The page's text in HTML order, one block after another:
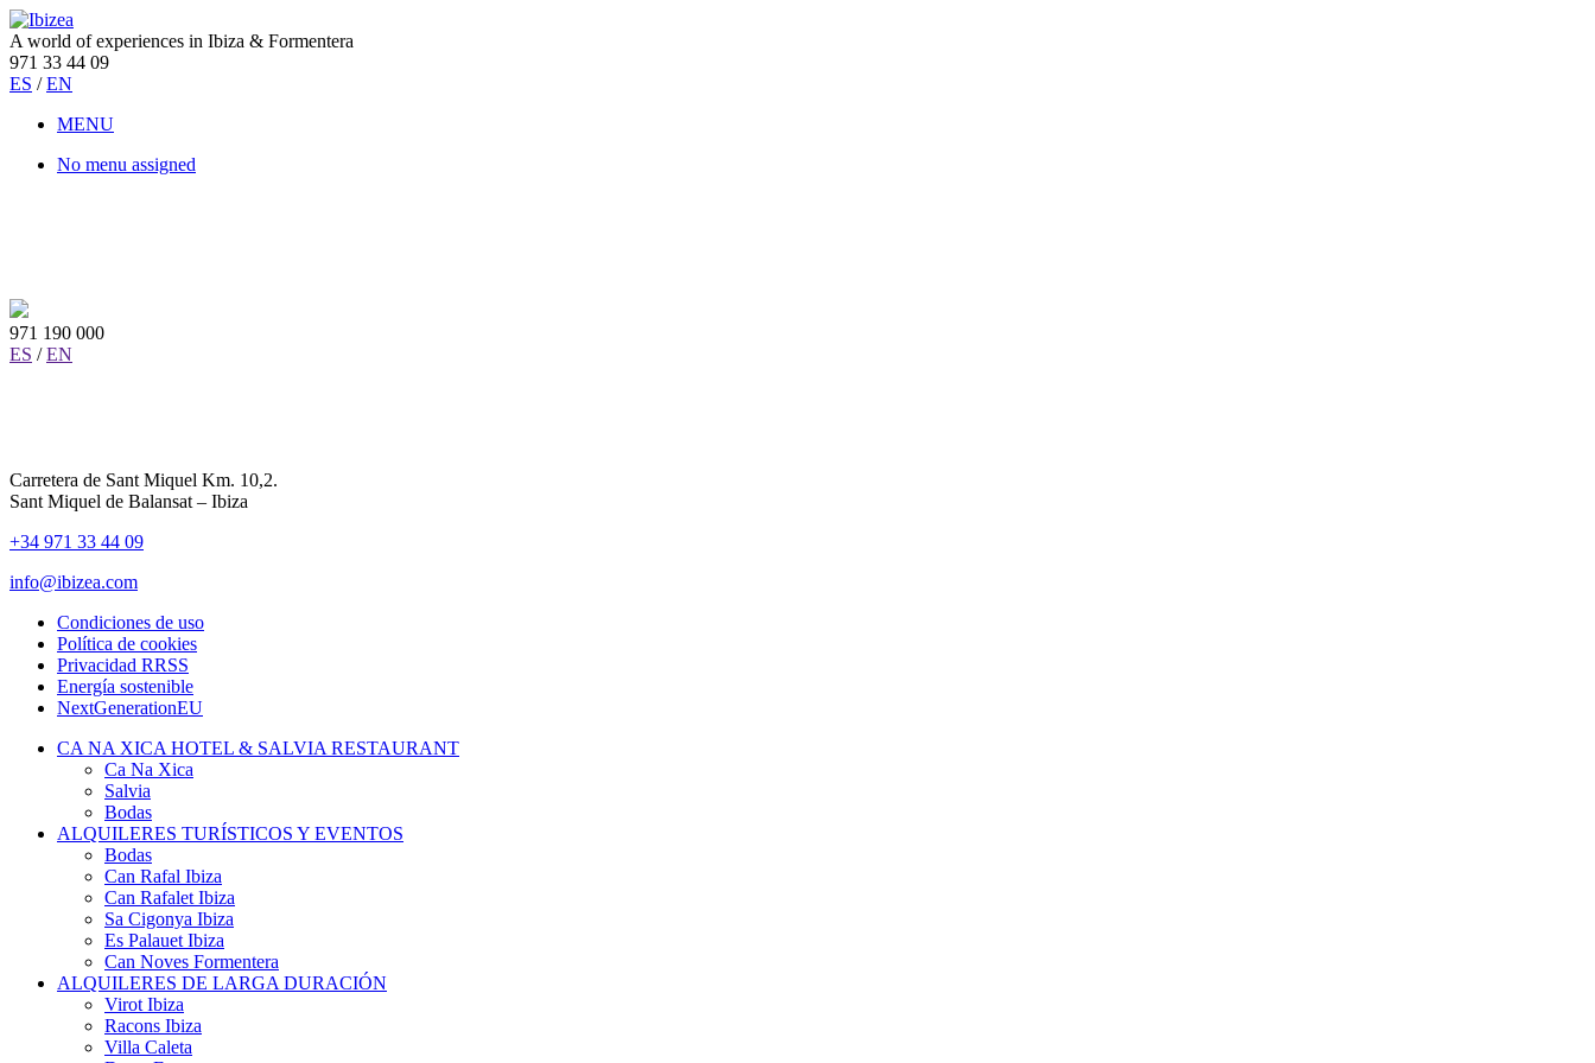
A world of experiences in Ibiza & Formentera
971 33 44 09
ES / EN
MENU
No menu assigned
971 190 000
ES / EN
Carretera de Sant Miquel Km. 10,2.
Sant Miquel de Balansat – Ibiza
+34 971 33 44 09
info@ibizea.com
Condiciones de uso
Política de cookies
Privacidad RRSS
Energía sostenible
NextGenerationEU
CA NA XICA HOTEL & SALVIA RESTAURANT
Ca Na Xica
Salvia
Bodas
ALQUILERES TURÍSTICOS Y EVENTOS
Bodas
Can Rafal Ibiza
Can Rafalet Ibiza
Sa Cigonya Ibiza
Es Palauet Ibiza
Can Noves Formentera
ALQUILERES DE LARGA DURACIÓN
Virot Ibiza
Racons Ibiza
Villa Caleta